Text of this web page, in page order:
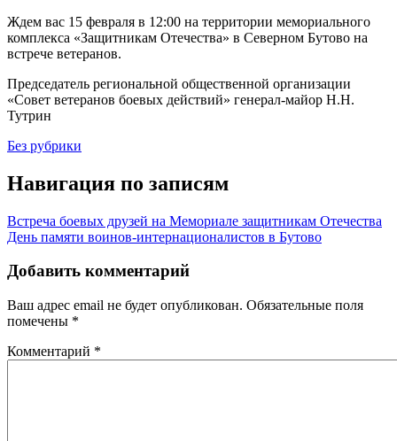
Ждем вас 15 февраля в 12:00 на территории мемориального
комплекса «Защитникам Отечества» в Северном Бутово на
встрече ветеранов.
Председатель региональной общественной организации
«Совет ветеранов боевых действий» генерал-майор Н.Н.
Тутрин
Без рубрики
Навигация по записям
Встреча боевых друзей на Мемориале защитникам Отечества
День памяти воинов-интернационалистов в Бутово
Добавить комментарий
Ваш адрес email не будет опубликован. Обязательные поля
помечены *
Комментарий *